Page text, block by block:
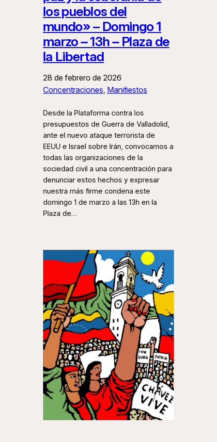
los pueblos del
mundo» – Domingo 1
marzo – 13h – Plaza de
la Libertad
28 de febrero de 2026
Concentraciones Manifiestos
Desde la Plataforma contra los
presupuestos de Guerra de Valladolid,
ante el nuevo ataque terrorista de
EEUU e Israel sobre Irán, convocamos a
todas las organizaciones de la
sociedad civil a una concentración para
denunciar estos hechos y expresar
nuestra más firme condena este
domingo 1 de marzo a las 13h en la
Plaza de…